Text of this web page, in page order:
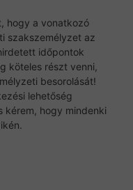
hogy a vonatkozó
szakszemélyzet az
időpontok
köteles részt venni,
besorolását!
lehetőség
kérem, hogy mindenki